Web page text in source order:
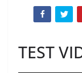
TEST